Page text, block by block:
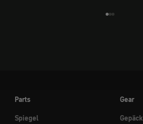
Parts
Spiegel
Gear
Gepäck